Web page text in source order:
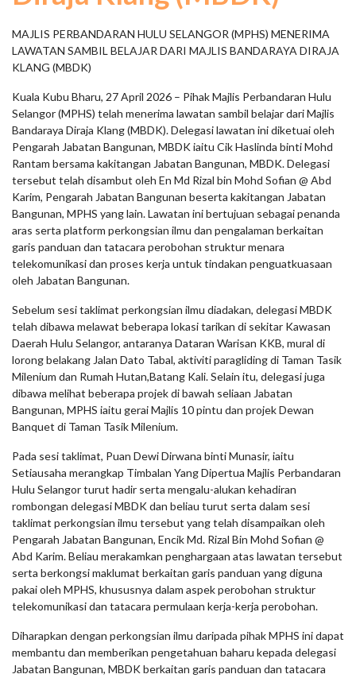
MAJLIS PERBANDARAN HULU SELANGOR (MPHS) MENERIMA
LAWATAN SAMBIL BELAJAR DARI MAJLIS BANDARAYA DIRAJA
KLANG (MBDK)
Kuala Kubu Bharu, 27 April 2026 – Pihak Majlis Perbandaran Hulu
Selangor (MPHS) telah menerima lawatan sambil belajar dari Majlis
Bandaraya Diraja Klang (MBDK). Delegasi lawatan ini diketuai oleh
Pengarah Jabatan Bangunan, MBDK iaitu Cik Haslinda binti Mohd
Rantam bersama kakitangan Jabatan Bangunan, MBDK. Delegasi
tersebut telah disambut oleh En Md Rizal bin Mohd Sofian @ Abd
Karim, Pengarah Jabatan Bangunan beserta kakitangan Jabatan
Bangunan, MPHS yang lain. Lawatan ini bertujuan sebagai penanda
aras serta platform perkongsian ilmu dan pengalaman berkaitan
garis panduan dan tatacara perobohan struktur menara
telekomunikasi dan proses kerja untuk tindakan penguatkuasaan
oleh Jabatan Bangunan.
Sebelum sesi taklimat perkongsian ilmu diadakan, delegasi MBDK
telah dibawa melawat beberapa lokasi tarikan di sekitar Kawasan
Daerah Hulu Selangor, antaranya Dataran Warisan KKB, mural di
lorong belakang Jalan Dato Tabal, aktiviti paragliding di Taman Tasik
Milenium dan Rumah Hutan,Batang Kali. Selain itu, delegasi juga
dibawa melihat beberapa projek di bawah seliaan Jabatan
Bangunan, MPHS iaitu gerai Majlis 10 pintu dan projek Dewan
Banquet di Taman Tasik Milenium.
Pada sesi taklimat, Puan Dewi Dirwana binti Munasir, iaitu
Setiausaha merangkap Timbalan Yang Dipertua Majlis Perbandaran
Hulu Selangor turut hadir serta mengalu-alukan kehadiran
rombongan delegasi MBDK dan beliau turut serta dalam sesi
taklimat perkongsian ilmu tersebut yang telah disampaikan oleh
Pengarah Jabatan Bangunan, Encik Md. Rizal Bin Mohd Sofian @
Abd Karim. Beliau merakamkan penghargaan atas lawatan tersebut
serta berkongsi maklumat berkaitan garis panduan yang diguna
pakai oleh MPHS, khususnya dalam aspek perobohan struktur
telekomunikasi dan tatacara permulaan kerja-kerja perobohan.
Diharapkan dengan perkongsian ilmu daripada pihak MPHS ini dapat
membantu dan memberikan pengetahuan baharu kepada delegasi
Jabatan Bangunan, MBDK berkaitan garis panduan dan tatacara